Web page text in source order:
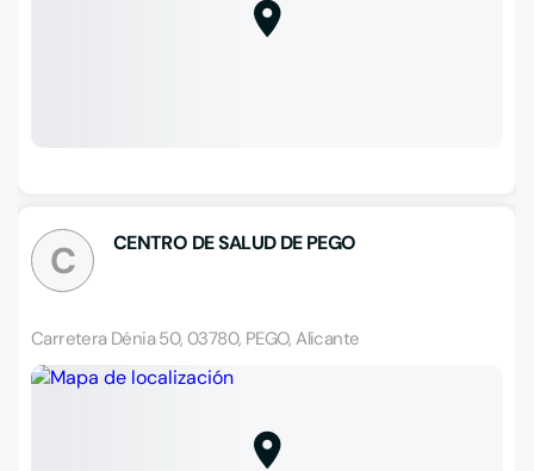
C CENTRO DE SALUD DE PEGO
Carretera Dénia 50, 03780, PEGO, Alicante